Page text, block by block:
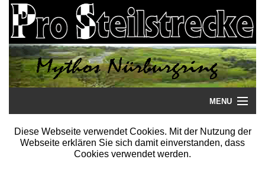
MENU
Startseite
Diese Webseite verwendet Cookies. Mit der Nutzung der
Webseite erklären Sie sich damit einverstanden, dass
Cookies verwendet werden.